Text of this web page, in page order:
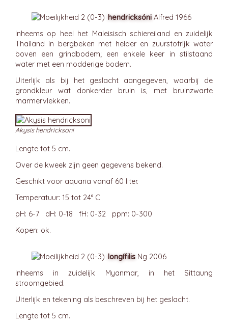
hendricksóni Alfred 1966
Inheems op heel het Maleisisch schiereiland en zuidelijk
Thailand in bergbeken met helder en zuurstofrijk water
boven een grindbodem; een enkele keer in stilstaand
water met een modderige bodem.
Uiterlijk als bij het geslacht aangegeven, waarbij de
grondkleur wat donkerder bruin is, met bruinzwarte
marmervlekken.
Akysis hendricksoni
Lengte tot 5 cm.
Over de kweek zijn geen gegevens bekend.
Geschikt voor aquaria vanaf 60 liter.
Temperatuur: 15 tot 24° C
pH: 6-7 dH: 0-18 fH: 0-32 ppm: 0-300
Kopen: ok.
longífilis Ng 2006
Inheems in zuidelijk Myanmar, in het Sittaung
stroomgebied.
Uiterlijk en tekening als beschreven bij het geslacht.
Lengte tot 5 cm.